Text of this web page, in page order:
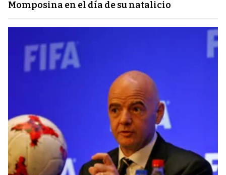
Momposina en el día de su natalicio